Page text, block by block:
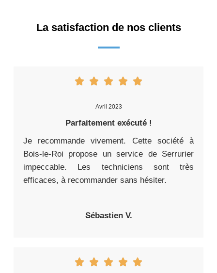
La satisfaction de nos clients
Avril 2023
Parfaitement exécuté !
Je recommande vivement. Cette société à
Bois-le-Roi propose un service de Serrurier
impeccable. Les techniciens sont très
efficaces, à recommander sans hésiter.
Sébastien V.